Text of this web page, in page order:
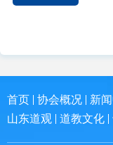
首页 协会概况 新
山东道观
道教文化